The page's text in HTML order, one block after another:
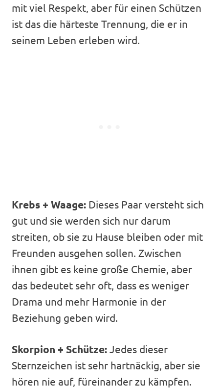
mit viel Respekt, aber für einen Schützen
ist das die härteste Trennung, die er in
seinem Leben erleben wird.
Krebs + Waage: Dieses Paar versteht sich
gut und sie werden sich nur darum
streiten, ob sie zu Hause bleiben oder mit
Freunden ausgehen sollen. Zwischen
ihnen gibt es keine große Chemie, aber
das bedeutet sehr oft, dass es weniger
Drama und mehr Harmonie in der
Beziehung geben wird.
Skorpion + Schütze:Jedes dieser
Sternzeichen ist sehr hartnäckig, aber sie
hören nie auf, füreinander zu kämpfen.